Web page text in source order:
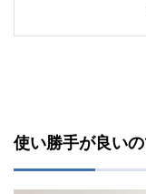
使い勝手が良い